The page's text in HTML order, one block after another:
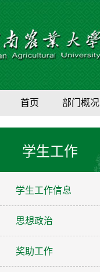
首页 部门概况
学生工作
学生工作信息
思想政治
奖助工作